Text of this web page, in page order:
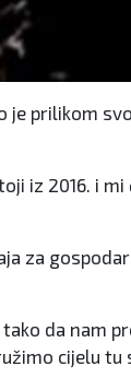
prilikom
iz 2016. i
za
da nam
cijelu